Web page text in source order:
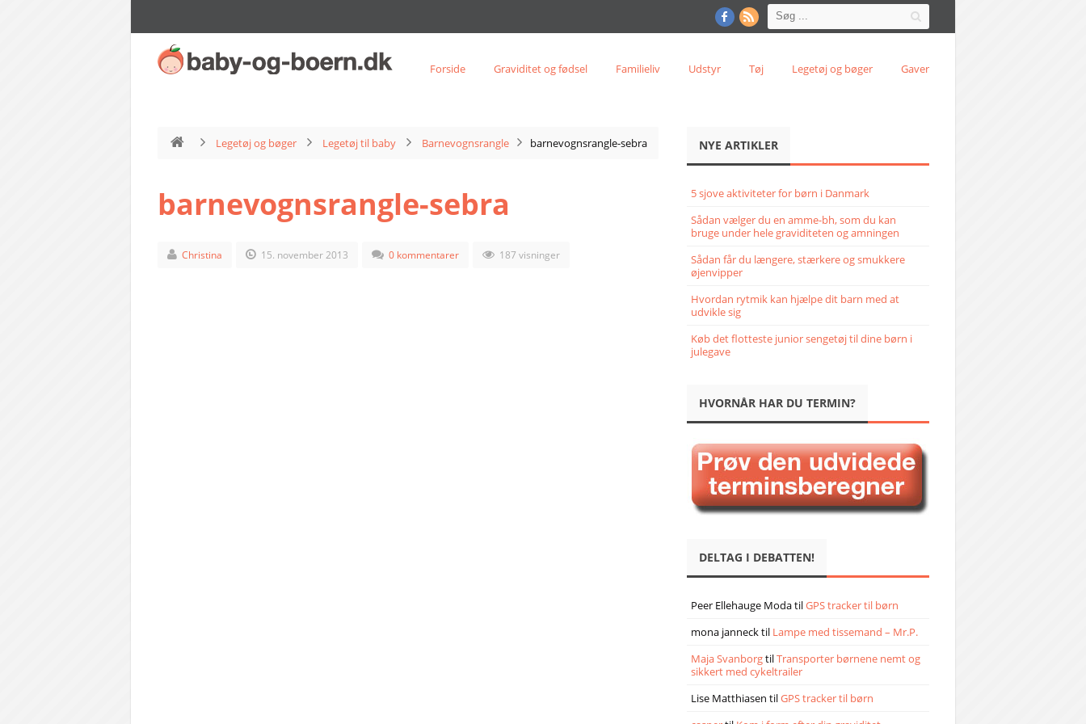
Forside Graviditet og fødsel Familieliv Udstyr Tøj Legetøj og bøger Gaver
Legetøj og bøger Legetøj til baby Barnevognsrangle barnevognsrangle-sebra
barnevognsrangle-sebra
Christina 15. november 2013 0 kommentarer 187 visninger
NYE ARTIKLER
5 sjove aktiviteter for børn i Danmark
Sådan vælger du en amme-bh, som du kan
bruge under hele graviditeten og amningen
Sådan får du længere, stærkere og smukkere
øjenvipper
Hvordan rytmik kan hjælpe dit barn med at
udvikle sig
Køb det flotteste junior sengetøj til dine børn i
julegave
HVORNÅR HAR DU TERMIN?
DELTAG I DEBATTEN!
Peer Ellehauge ModatilGPS tracker til børn
mona jannecktil Lampe med tissemand – Mr.P.
Maja SvanborgtilTransporter børnene nemt og
sikkert med cykeltrailer
Lise Matthiasen tilGPS tracker til børn